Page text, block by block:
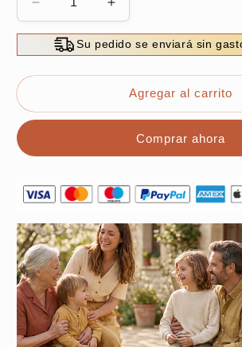
Reducir
cantidad
para
Sartén
electrónica
multifunción
tazas
Aumentar
cantidad
para
Sartén
electrónica
antiadherente
multifunción
tazas
Su pedido se enviará sin
Agregar al carrito
Comprar ahora